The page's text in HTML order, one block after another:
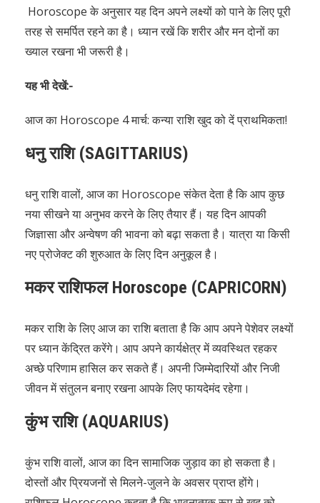
Horoscope के अनुसार यह दिन अपने लक्ष्यों को पाने के लिए पूरी
तरह से समर्पित रहने का है। ध्यान रखें कि शरीर और मन दोनों का
ख्याल रखना भी जरूरी है।
यह भी देखें:-
आज का Horoscope 4 मार्च: कन्या राशि खुद को दें प्राथमिकता!
धनु राशि (SAGITTARIUS)
धनु राशि वालों, आज का Horoscope संकेत देता है कि आप कुछ
नया सीखने या अनुभव करने के लिए तैयार हैं। यह दिन आपकी
जिज्ञासा और अन्वेषण की भावना को बढ़ा सकता है। यात्रा या किसी
नए प्रोजेक्ट की शुरुआत के लिए दिन अनुकूल है।
मकर राशिफल Horoscope (CAPRICORN)
मकर राशि के लिए आज का राशि बताता है कि आप अपने पेशेवर लक्ष्यों
पर ध्यान केंद्रित करेंगे। आप अपने कार्यक्षेत्र में व्यवस्थित रहकर
अच्छे परिणाम हासिल कर सकते हैं। अपनी जिम्मेदारियों और निजी
जीवन में संतुलन बनाए रखना आपके लिए फायदेमंद रहेगा।
कुंभ राशि (AQUARIUS)
कुंभ राशि वालों, आज का दिन सामाजिक जुड़ाव का हो सकता है।
दोस्तों और प्रियजनों से मिलने-जुलने के अवसर प्राप्त होंगे।